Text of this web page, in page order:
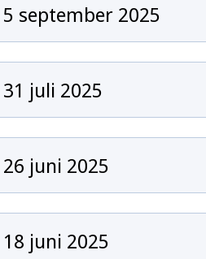
5 september 2025
31 juli 2025
26 juni 2025
18 juni 2025